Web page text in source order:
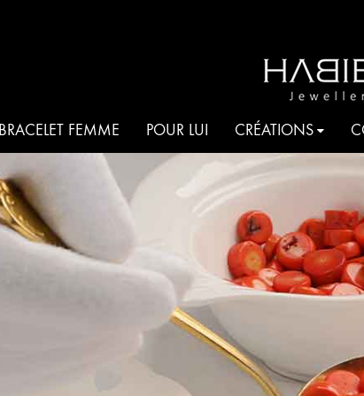
HABIBA
JEWELLERY
Be
BRACELET FEMME POUR LUI CRÉATIONS
COCKTAIL
JE T’AIME HABIBA
ROMANCIA
HARMONIA